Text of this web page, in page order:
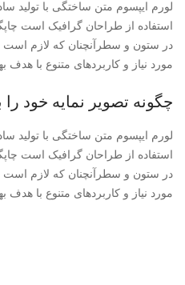
لورم ایپسوم متن ساختگی با تولید
استفاده از طراحان گرافیک است
در ستون و سطرآنچنان که لازم است
مورد نیاز و کاربردهای متنوع با هدف
چگونه تصویر نمایه خود را
لورم ایپسوم متن ساختگی با تولید
استفاده از طراحان گرافیک است
در ستون و سطرآنچنان که لازم است
مورد نیاز و کاربردهای متنوع با هدف